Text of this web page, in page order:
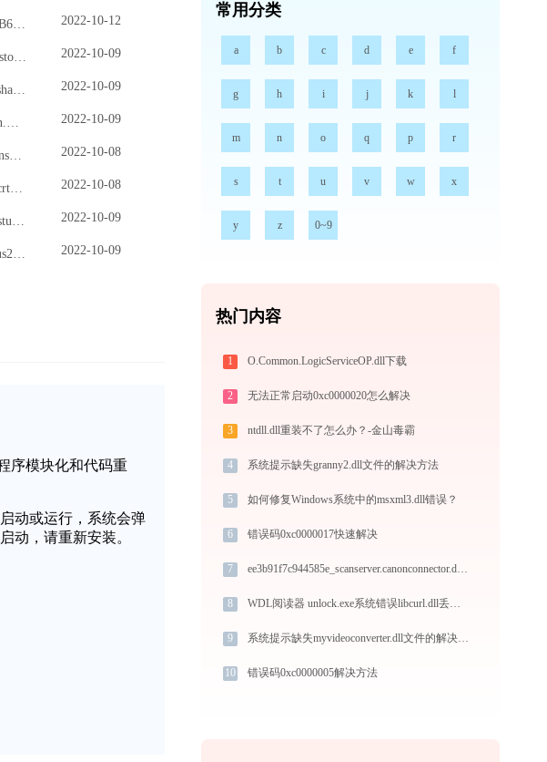
2022-10-12
2022-10-09
2022-10-09
2022-10-09
2022-10-08
2022-10-08
2022-10-09
2022-10-09
序模块化和代码重
启动或运行，系统会弹
动，请重新安装。
常用分类
a b c d e f
g h i j k l
m n o q p r
s t u v w x
y z 0~9
热门内容
1 O.Common.LogicServiceOP.dll下载
2 无法正常启动0xc0000020怎么解决
3 ntdll.dll重装不了怎么办？-金山毒霸
4 系统提示缺失granny2.dll文件的解决方法
5 如何修复Windows系统中的msxml3.dll错误？
6 错误码0xc0000017快速解决
7 ee3b91f7c944585e_scanserver.canonconnector.dll下载
8 WDL阅读器 unlock.exe系统错误libcurl.dll丢失如何解决
9 系统提示缺失myvideoconverter.dll文件的解决方法
10 错误码0xc0000005解决方法